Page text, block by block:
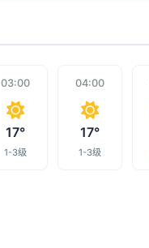
03:00
17°
1-3级
04:00
17°
1-3级